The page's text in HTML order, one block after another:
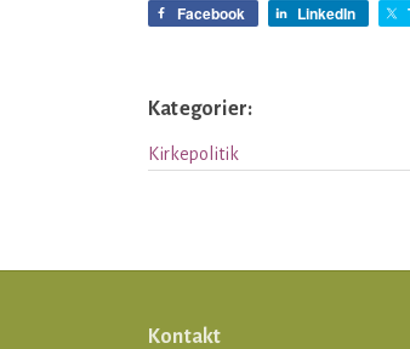
Facebook LinkedIn
Kategorier:
Kirkepolitik
Kontakt